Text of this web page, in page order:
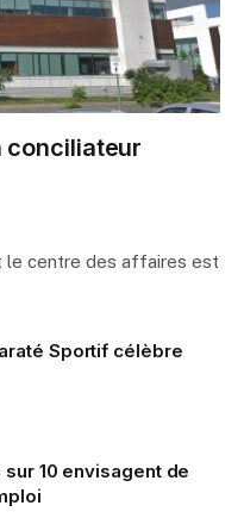
conciliateur
le centre des affaires est
Sportif célèbre
10 envisagent de